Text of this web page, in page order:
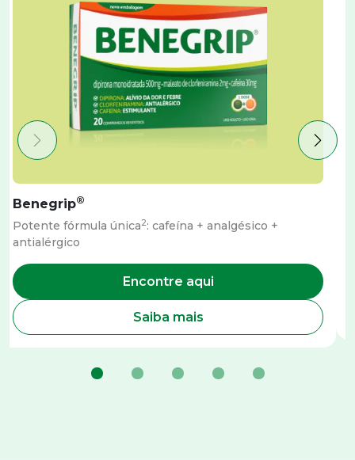
Benegrip®
Potente fórmula única2: cafeína + analgésico +
antialérgico
Encontre aqui
Saiba mais